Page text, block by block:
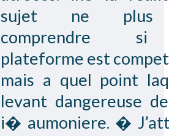
sujet ne plus
comprendre
plateforme est
mais a quel point
levant dangereuse
i� aumoniere. �